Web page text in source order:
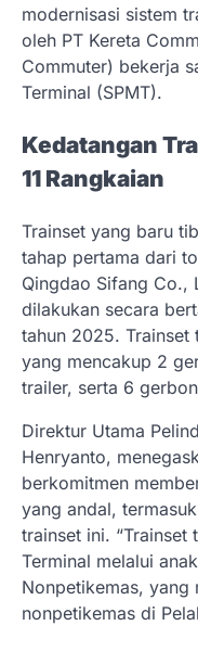
modernisasi sistem
oleh PT Kereta
Commuter) bekerja
Terminal (SPMT).
Kedatangan
11 Rangkaian
Trainset yang baru
tahap pertama dari
Qingdao Sifang Co.,
dilakukan secara
tahun 2025.
yang mencakup 2
trailer, serta 6
Direktur Utama
Henryanto,
berkomitmen
yang andal,
trainset ini. “Trainset
Terminal melalui
Nonpetikemas, yang
nonpetikemas di